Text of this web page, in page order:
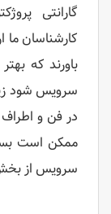
گارانتی
کارشناسان ما
باورند که
سرویس شود
در فن و
ممکن است
سرویس از